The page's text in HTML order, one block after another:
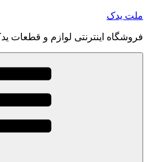
رفتن
محتوا
ملت یدک
فروشگاه اینترنتی لوازم و قطعات